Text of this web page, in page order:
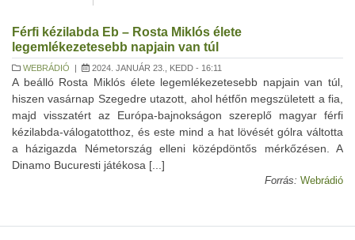
Férfi kézilabda Eb – Rosta Miklós élete
legemlékezetesebb napjain van túl
WEBRÁDIÓ | 2024. JANUÁR 23., KEDD - 16:11
A beálló Rosta Miklós élete legemlékezetesebb napjain van túl,
hiszen vasárnap Szegedre utazott, ahol hétfőn megszületett a fia,
majd visszatért az Európa-bajnokságon szereplő magyar férfi
kézilabda-válogatotthoz, és este mind a hat lövését gólra váltotta
a házigazda Németország elleni középdöntős mérkőzésen. A
Dinamo Bucuresti játékosa [...]
Forrás: Webrádió